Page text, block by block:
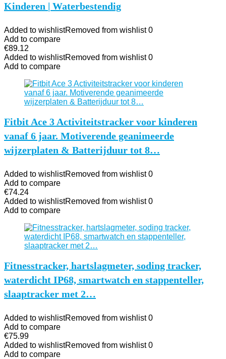
Kinderen | Waterbestendig
Added to wishlistRemoved from wishlist 0
Add to compare
€89.12
Added to wishlistRemoved from wishlist 0
Add to compare
Fitbit Ace 3 Activiteitstracker voor kinderen
vanaf 6 jaar. Motiverende geanimeerde
wijzerplaten & Batterijduur tot 8…
Added to wishlistRemoved from wishlist 0
Add to compare
€74.24
Added to wishlistRemoved from wishlist 0
Add to compare
Fitnesstracker, hartslagmeter, soding tracker,
waterdicht IP68, smartwatch en stappenteller,
slaaptracker met 2…
Added to wishlistRemoved from wishlist 0
Add to compare
€75.99
Added to wishlistRemoved from wishlist 0
Add to compare